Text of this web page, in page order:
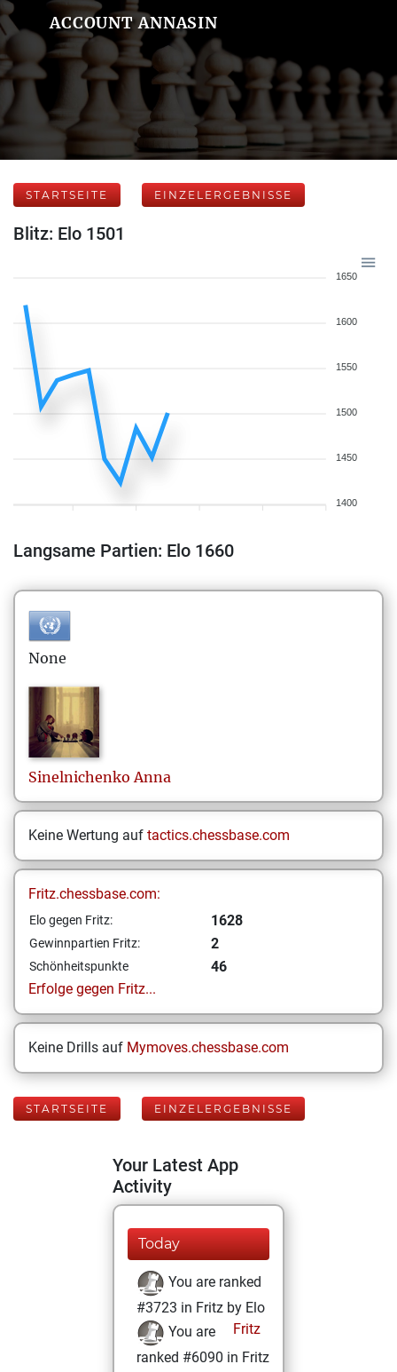
ACCOUNT ANNASIN
STARTSEITE EINZELERGEBNISSE
Blitz: Elo 1501
1650
1600
1550
1500
1450
1400
Langsame Partien: Elo 1660
None
Sinelnichenko Anna
Keine Wertung auf tactics.chessbase.com
Fritz.chessbase.com:
Elo gegen Fritz: 1628
Gewinnpartien Fritz: 2
Schönheitspunkte
46
Erfolge gegen Fritz...
Keine Drills auf Mymoves.chessbase.com
STARTSEITE EINZELERGEBNISSE
Your Latest App
Activity
Today
You are ranked
#3723 in Fritz by Elo
Fritz
You are
ranked #6090 in Fritz